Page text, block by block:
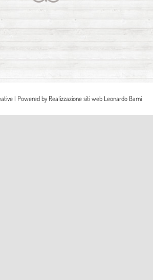
| Powered byRealizzazione siti web Leonardo Barni
Cookie Banner